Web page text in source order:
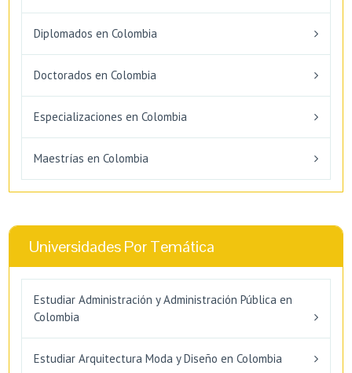
Diplomados en Colombia
Doctorados en Colombia
Especializaciones en Colombia
Maestrías en Colombia
Universidades Por Temática
Estudiar Administración y Administración Pública en
Colombia
Estudiar Arquitectura Moda y Diseño en Colombia